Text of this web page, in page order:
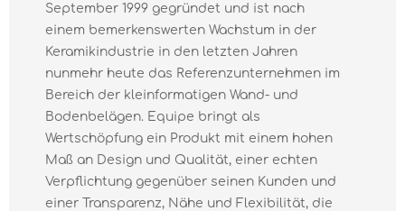
September 1999 gegründet und ist nach
einem bemerkenswerten Wachstum in der
Keramikindustrie in den letzten Jahren
nunmehr heute das Referenzunternehmen im
Bereich der kleinformatigen Wand- und
Bodenbelägen. Equipe bringt als
Wertschöpfung ein Produkt mit einem hohen
Maß an Design und Qualität, einer echten
Verpflichtung gegenüber seinen Kunden und
einer Transparenz, Nähe und Flexibilität, die